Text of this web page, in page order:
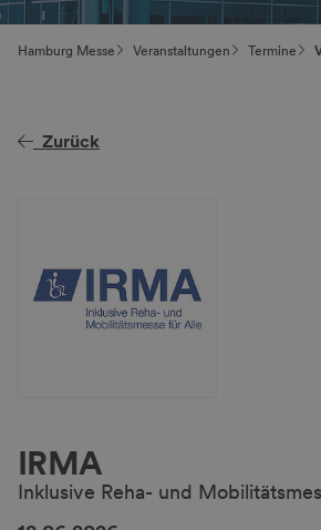
Hamburg Messe Veranstaltungen Termine
Zurück
IRMA
Inklusive Reha- und